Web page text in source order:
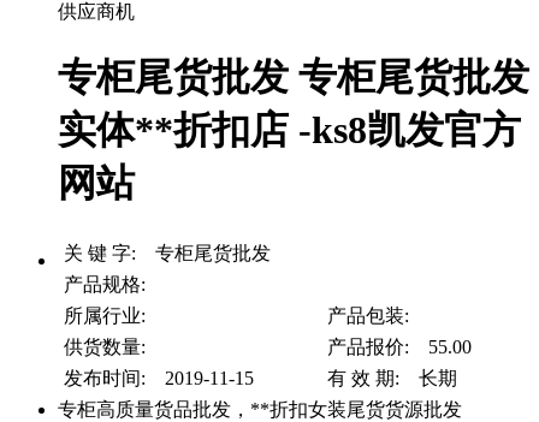
供应商机
专柜尾货批发 专柜尾货批发
实体**折扣店 -ks8凯发官方
网站
关 键 字: 专柜尾货批发
产品规格:
所属行业:
产品包装:
供货数量:
产品报价: 55.00
发布时间: 2019-11-15
有 效 期: 长期
专柜高质量货品批发，**折扣女装尾货货源批发